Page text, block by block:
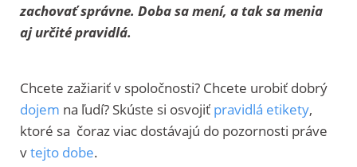
zachovať správne. Doba sa mení, a tak sa menia
aj určité pravidlá.
Chcete zažiariť v spoločnosti? Chcete urobiť dobrý
dojem na ľudí? Skúste si osvojiť pravidlá etikety,
ktoré sa čoraz viac dostávajú do pozornosti práve
vtejto dobe.